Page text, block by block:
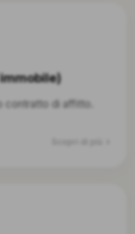
contratto di affitto.